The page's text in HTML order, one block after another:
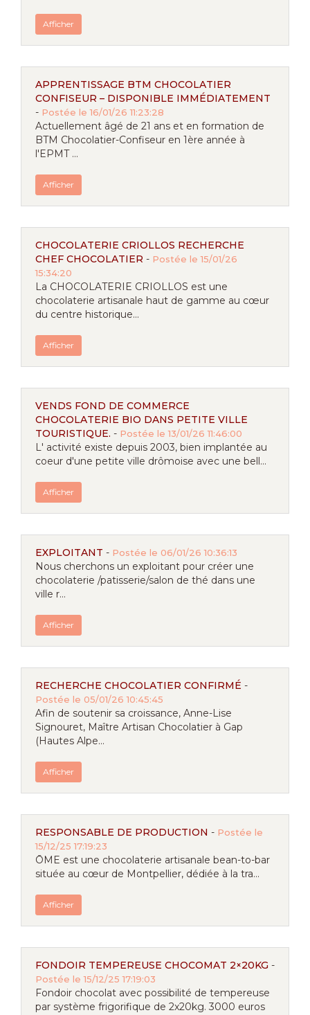
Afficher
APPRENTISSAGE BTM CHOCOLATIER
CONFISEUR – DISPONIBLE IMMÉDIATEMENT
- Postée le 16/01/26 11:23:28
Actuellement âgé de 21 ans et en formation de
BTM Chocolatier-Confiseur en 1ère année à
l'EPMT ...
Afficher
CHOCOLATERIE CRIOLLOS RECHERCHE
CHEF CHOCOLATIER - Postée le 15/01/26
15:34:20
La CHOCOLATERIE CRIOLLOS est une
chocolaterie artisanale haut de gamme au cœur
du centre historique...
Afficher
VENDS FOND DE COMMERCE
CHOCOLATERIE BIO DANS PETITE VILLE
TOURISTIQUE. - Postée le 13/01/26 11:46:00
L' activité existe depuis 2003, bien implantée au
coeur d'une petite ville drômoise avec une bell...
Afficher
EXPLOITANT - Postée le 06/01/26 10:36:13
Nous cherchons un exploitant pour créer une
chocolaterie /patisserie/salon de thé dans une
ville r...
Afficher
RECHERCHE CHOCOLATIER CONFIRMÉ -
Postée le 05/01/26 10:45:45
Afin de soutenir sa croissance, Anne-Lise
Signouret, Maître Artisan Chocolatier à Gap
(Hautes Alpe...
Afficher
RESPONSABLE DE PRODUCTION - Postée le
15/12/25 17:19:23
ŌME est une chocolaterie artisanale bean-to-bar
située au cœur de Montpellier, dédiée à la tra...
Afficher
FONDOIR TEMPEREUSE CHOCOMAT 2×20KG -
Postée le 15/12/25 17:19:03
Fondoir chocolat avec possibilité de tempereuse
par système frigorifique de 2x20kg. 3000 euros